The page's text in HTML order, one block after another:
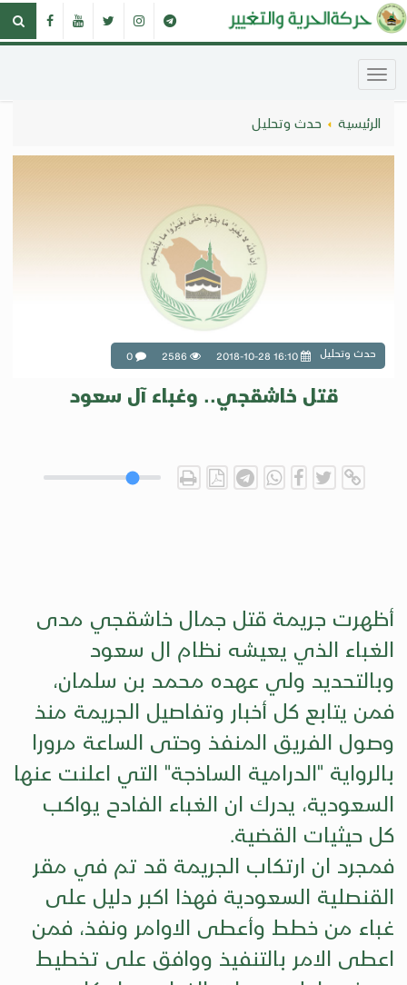
الرئيسية حدث وتحليل
حدث وتحليل 2018-10-28 16:10
2586
0
قتل خاشقجي.. وغباء آل سعود
أظهرت جريمة قتل جمال خاشقجي مدى
الغباء الذي يعيشه نظام ال سعود
وبالتحديد ولي عهده محمد بن سلمان،
فمن يتابع كل أخبار وتفاصيل الجريمة منذ
وصول الفريق المنفذ وحتى الساعة مرورا
بالرواية "الدرامية الساذجة" التي اعلنت عنها
السعودية، يدرك ان الغباء الفادح يواكب
كل حيثيات القضية.
فمجرد ان ارتكاب الجريمة قد تم في مقر
القنصلية السعودية فهذا اكبر دليل على
غباء من خطط وأعطى الاوامر ونفذ، فمن
اعطى الامر بالتنفيذ ووافق على تخطيط